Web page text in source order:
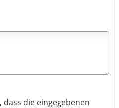
, dass die eingegebenen